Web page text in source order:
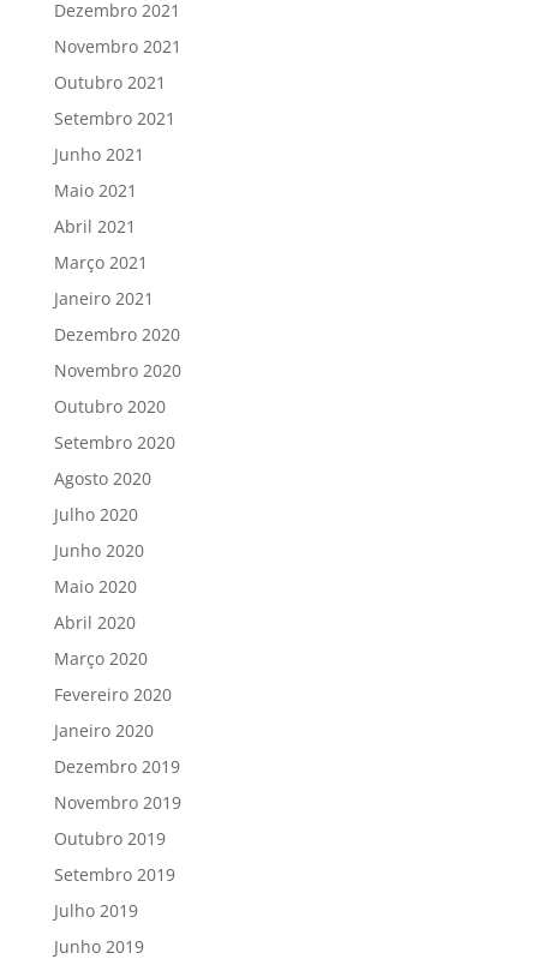
Dezembro 2021
Novembro 2021
Outubro 2021
Setembro 2021
Junho 2021
Maio 2021
Abril 2021
Março 2021
Janeiro 2021
Dezembro 2020
Novembro 2020
Outubro 2020
Setembro 2020
Agosto 2020
Julho 2020
Junho 2020
Maio 2020
Abril 2020
Março 2020
Fevereiro 2020
Janeiro 2020
Dezembro 2019
Novembro 2019
Outubro 2019
Setembro 2019
Julho 2019
Junho 2019